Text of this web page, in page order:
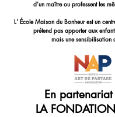
d’un maître ou professent les
L' École Maison du Bonheur est un
prétend pas apporter aux
mais une sensibilisation
En
LA